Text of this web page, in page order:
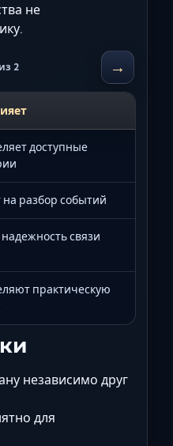
не
2 →
доступные
на разбор событий
надежность связи
практическую
независимо друг
для